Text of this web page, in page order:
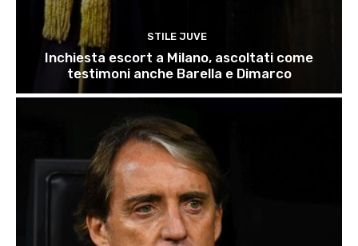
STILE JUVE
Inchiesta escort a Milano, ascoltati come
testimoni anche Barella e Dimarco